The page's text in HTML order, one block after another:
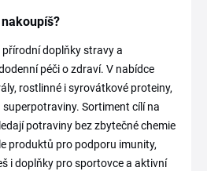
doplňky stravy a
péči o zdraví. V nabídce
rostlinné i syrovátkové proteiny,
superpotraviny. Sortiment cílí na
potraviny bez zbytečné chemie
produktů pro podporu imunity,
i doplňky pro sportovce a aktivní